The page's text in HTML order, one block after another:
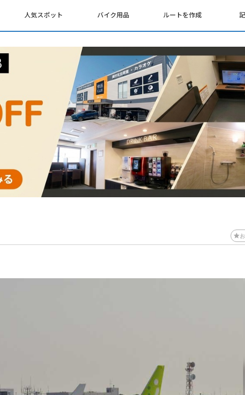
人気スポット バイク用品 ルートを作成